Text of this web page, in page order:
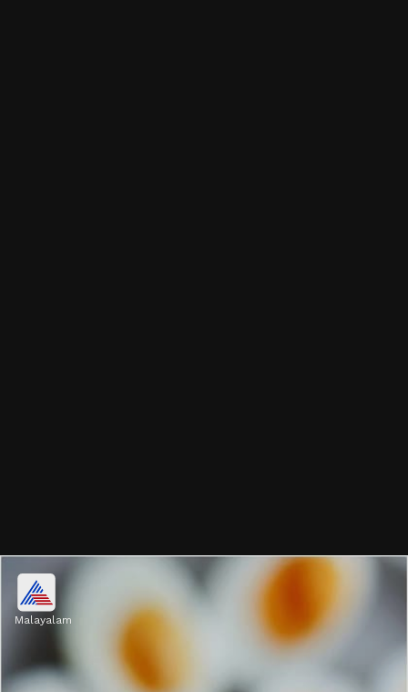
പ്രതിദിനം 1-2 മുട്ടകൾ കഴിക്കുക
ആരോഗ്യമുള്ള ആളുകൾ പ്രതിദിനം 1-2
മുട്ടകൾ കഴിക്കുന്നത് സുരക്ഷിതമാണെന്ന് ​
ഗവേഷകർ പറയുന്നു. എന്നിരുന്നാലും
Malayalam